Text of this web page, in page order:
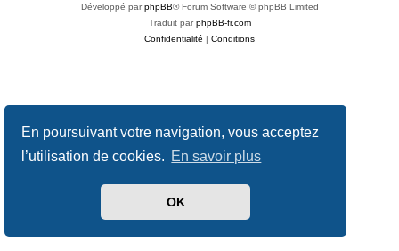
En poursuivant votre navigation, vous acceptez
l’utilisation de cookies. En savoir plus
OK
Développé parphpBB® Forum Software © phpBB Limited
Traduit parphpBB-fr.com
Confidentialité | Conditions